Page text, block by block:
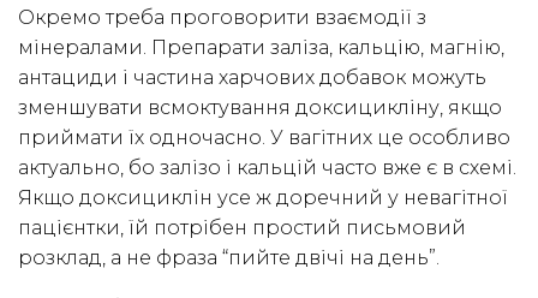
Окремо треба проговорити взаємодії з
мінералами. Препарати заліза, кальцію, магнію,
антациди і частина харчових добавок можуть
зменшувати всмоктування доксицикліну, якщо
приймати їх одночасно. У вагітних це особливо
актуально, бо залізо і кальцій часто вже є в схемі.
Якщо доксициклін усе ж доречний у невагітної
пацієнтки, їй потрібен простий письмовий
розклад, а не фраза “пийте двічі на день”.